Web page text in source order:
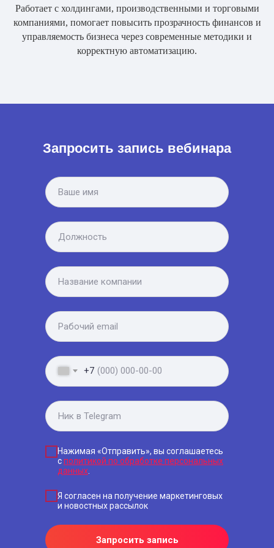
Работает с холдингами, производственными и торговыми
компаниями, помогает повысить прозрачность финансов и
управляемость бизнеса через современные методики и
корректную автоматизацию.
+7
Нажимая «Отправить», вы соглашаетесь
сполитикой по обработке персональных
данных
Я согласен на получение маркетинговых
и новостных рассылок
Запросить запись
Запросить запись вебинара